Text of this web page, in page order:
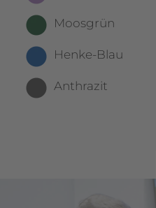
Moosgrün
Henke-Blau
Anthrazit